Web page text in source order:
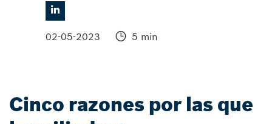
02-05-2023 5 min
Cinco razones por las que